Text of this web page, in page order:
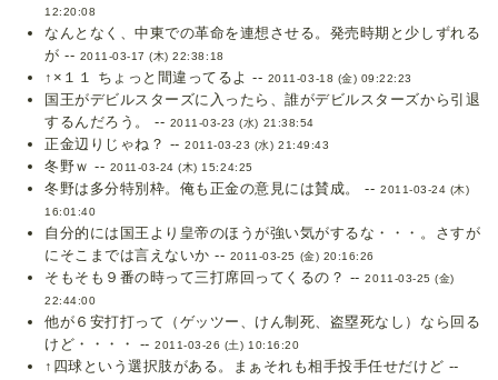
12:20:08
なんとなく、中東での革命を連想させる。発売時期と少しずれる
が -- 2011-03-17 (木) 22:38:18
↑×１１ ちょっと間違ってるよ -- 2011-03-18 (金) 09:22:23
国王がデビルスターズに入ったら、誰がデビルスターズから引退
するんだろう。 -- 2011-03-23 (水) 21:38:54
正金辺りじゃね？ --2011-03-23 (水) 21:49:43
冬野ｗ -- 2011-03-24 (木) 15:24:25
冬野は多分特別枠。俺も正金の意見には賛成。 -- 2011-03-24 (木)
16:01:40
自分的には国王より皇帝のほうが強い気がするな・・・。さすが
にそこまでは言えないか -- 2011-03-25 (金) 20:16:26
そもそも９番の時って三打席回ってくるの？ --2011-03-25 (金)
22:44:00
他が６安打打って（ゲッツー、けん制死、盗塁死なし）なら回る
けど・・・・ --2011-03-26 (土) 10:16:20
↑四球という選択肢がある。まぁそれも相手投手任せだけど --